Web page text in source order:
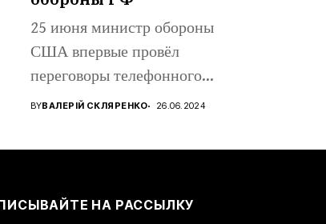
25 июня министр обороны
США впервые провёл
переговоры телефонного
характера с новым...
BYВАЛЕРІЙ СКЛЯРЕНКО 26.06.2024
НА РАССЫЛКУ